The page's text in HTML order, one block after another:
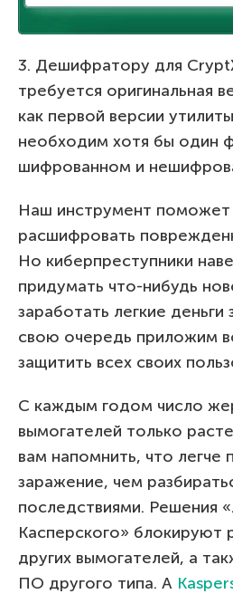
3. Дешифратору для
требуется оригинальная
как первой версии
необходим хотя бы один
шифрованном и
Наш инструмент поможет
расшифровать
Но киберпреступники
придумать что-нибудь
заработать легкие
свою очередь приложим
защитить всех своих
С каждым годом число
вымогателей только
вам напомнить, что легче
заражение, чем
последствиями. Решения
Касперского» блокируют
других вымогателей, а
ПО другого типа. А